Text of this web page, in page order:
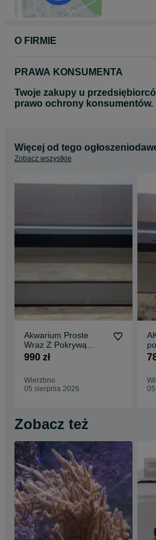
O FIRMIE
PRAWA KONSUMENTA
Twoje zakupy u
prawo ochrony konsumentów.
Więcej od tego
Zobacz wszystkie
Akwarium Proste
Wraz Z Pokrywą
aluminiową
990 zł
Wierzbno
05 sierpnia 2026
Zobacz też